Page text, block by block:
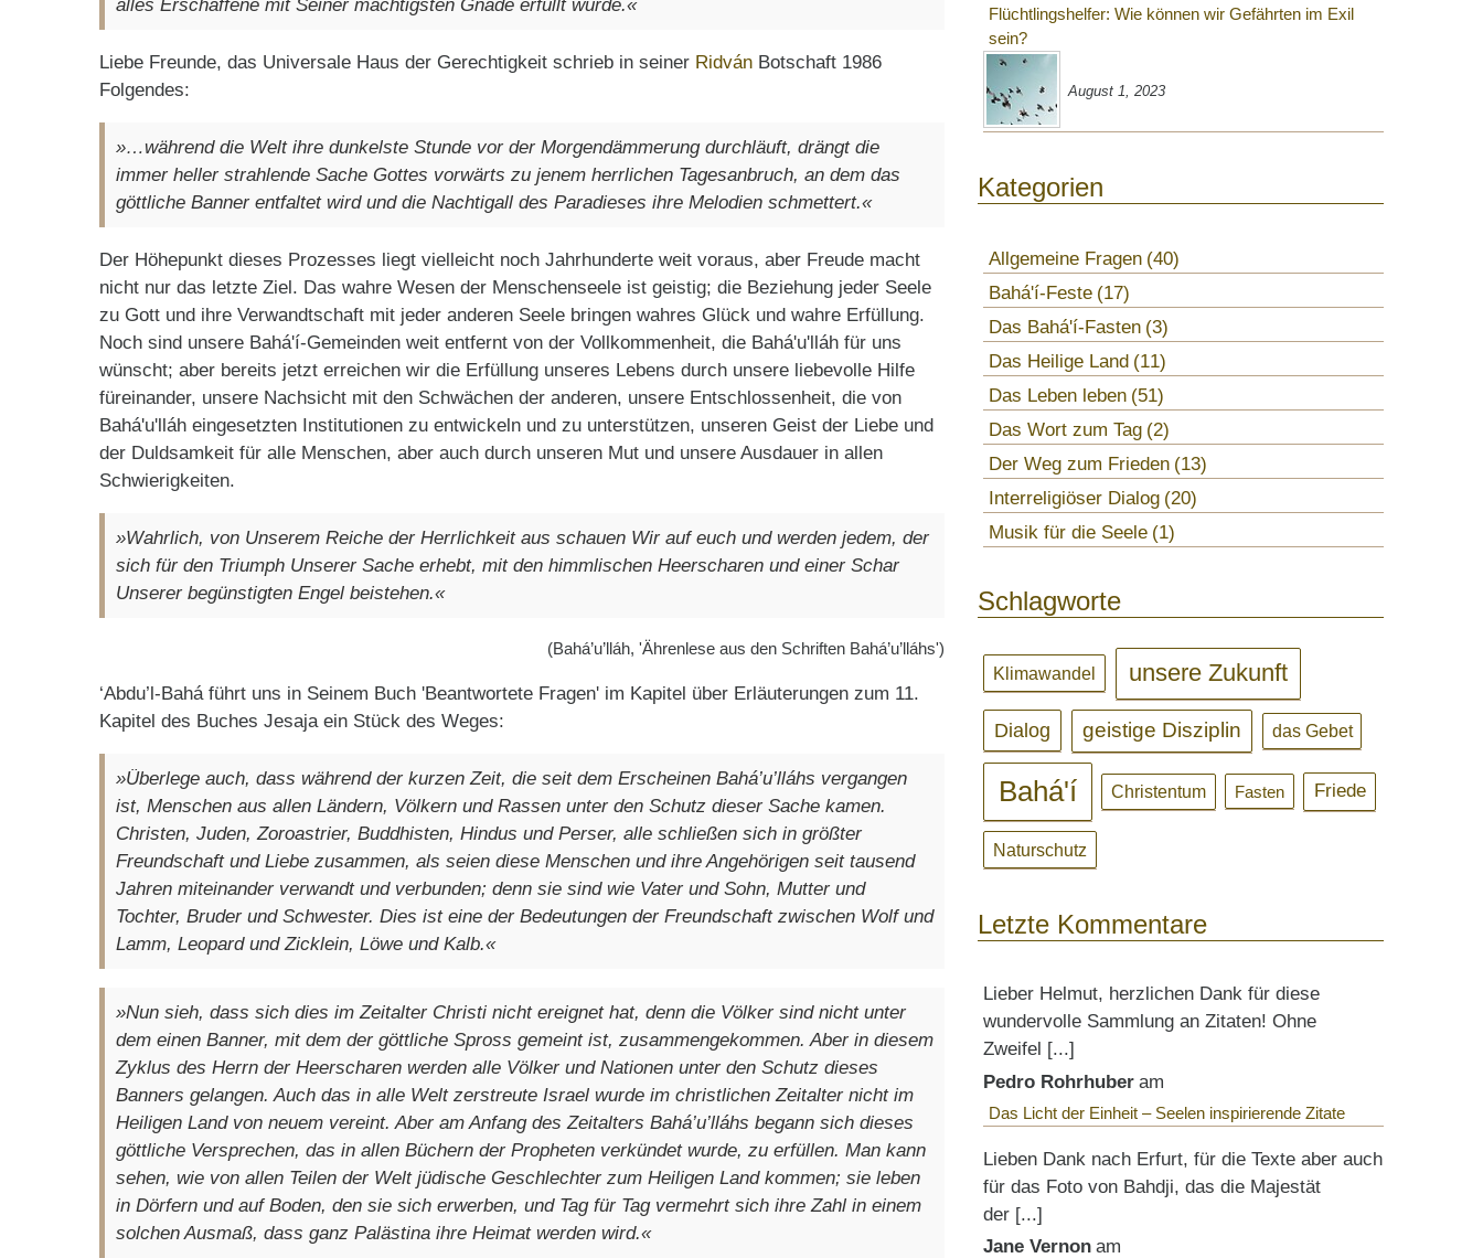
alles Erschaffene mit Seiner mächtigsten Gnade erfüllt wurde.«
Liebe Freunde, das Universale Haus der Gerechtigkeit schrieb in seiner Ridván Botschaft 1986
Folgendes:
»…während die Welt ihre dunkelste Stunde vor der Morgendämmerung durchläuft, drängt die
immer heller strahlende Sache Gottes vorwärts zu jenem herrlichen Tagesanbruch, an dem das
göttliche Banner entfaltet wird und die Nachtigall des Paradieses ihre Melodien schmettert.«
Der Höhepunkt dieses Prozesses liegt vielleicht noch Jahrhunderte weit voraus, aber Freude macht
nicht nur das letzte Ziel. Das wahre Wesen der Menschenseele ist geistig; die Beziehung jeder Seele
zu Gott und ihre Verwandtschaft mit jeder anderen Seele bringen wahres Glück und wahre Erfüllung.
Noch sind unsere Bahá'í-Gemeinden weit entfernt von der Vollkommenheit, die Bahá'u'lláh für uns
wünscht; aber bereits jetzt erreichen wir die Erfüllung unseres Lebens durch unsere liebevolle Hilfe
füreinander, unsere Nachsicht mit den Schwächen der anderen, unsere Entschlossenheit, die von
Bahá'u'lláh eingesetzten Institutionen zu entwickeln und zu unterstützen, unseren Geist der Liebe und
der Duldsamkeit für alle Menschen, aber auch durch unseren Mut und unsere Ausdauer in allen
Schwierigkeiten.
»Wahrlich, von Unserem Reiche der Herrlichkeit aus schauen Wir auf euch und werden jedem, der
sich für den Triumph Unserer Sache erhebt, mit den himmlischen Heerscharen und einer Schar
Unserer begünstigten Engel beistehen.«
(Bahá’u’lláh, 'Ährenlese aus den Schriften Bahá’u’lláhs')
‘Abdu’l-Bahá führt uns in Seinem Buch 'Beantwortete Fragen' im Kapitel über Erläuterungen zum 11.
Kapitel des Buches Jesaja ein Stück des Weges:
»Überlege auch, dass während der kurzen Zeit, die seit dem Erscheinen Bahá’u’lláhs vergangen
ist, Menschen aus allen Ländern, Völkern und Rassen unter den Schutz dieser Sache kamen.
Christen, Juden, Zoroastrier, Buddhisten, Hindus und Perser, alle schließen sich in größter
Freundschaft und Liebe zusammen, als seien diese Menschen und ihre Angehörigen seit tausend
Jahren miteinander verwandt und verbunden; denn sie sind wie Vater und Sohn, Mutter und
Tochter, Bruder und Schwester. Dies ist eine der Bedeutungen der Freundschaft zwischen Wolf und
Lamm, Leopard und Zicklein, Löwe und Kalb.«
»Nun sieh, dass sich dies im Zeitalter Christi nicht ereignet hat, denn die Völker sind nicht unter
dem einen Banner, mit dem der göttliche Spross gemeint ist, zusammengekommen. Aber in diesem
Zyklus des Herrn der Heerscharen werden alle Völker und Nationen unter den Schutz dieses
Banners gelangen. Auch das in alle Welt zerstreute Israel wurde im christlichen Zeitalter nicht im
Heiligen Land von neuem vereint. Aber am Anfang des Zeitalters Bahá’u’lláhs begann sich dieses
göttliche Versprechen, das in allen Büchern der Propheten verkündet wurde, zu erfüllen. Man kann
sehen, wie von allen Teilen der Welt jüdische Geschlechter zum Heiligen Land kommen; sie leben
in Dörfern und auf Boden, den sie sich erwerben, und Tag für Tag vermehrt sich ihre Zahl in einem
solchen Ausmaß, dass ganz Palästina ihre Heimat werden wird.«
Flüchtlingshelfer: Wie können wir Gefährten im Exil
sein?
August 1, 2023
Kategorien
Allgemeine Fragen 40
Bahá'í-Feste 17
Das Bahá'í-Fasten 3
Das Heilige Land 11
Das Leben leben 51
Das Wort zum Tag 2
Der Weg zum Frieden 13
Interreligiöser Dialog 20
Musik für die Seele 1
Schlagworte
Klimawandel unsere Zukunft
Dialog geistige Disziplin das Gebet
Bahá'í Christentum Fasten Friede
Naturschutz
Letzte Kommentare
Lieber Helmut, herzlichen Dank für diese
wundervolle Sammlung an Zitaten! Ohne
Zweifel [...]
Pedro Rohrhuber am
Das Licht der Einheit – Seelen inspirierende Zitate
Lieben Dank nach Erfurt, für die Texte aber auch
für das Foto von Bahdji, das die Majestät
der [...]
Jane Vernon am